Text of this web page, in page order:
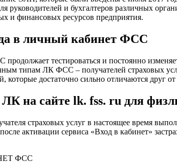
руководителей и бухгалтеров различных
и финансовых ресурсов предприятия.
в личный кабинет ФСС
тестироваться и постоянно
типам ЛК ФСС – получателей страховых
которые достаточно сильно отличаются друг от
на сайте lk. fss. ru для
страховых услуг в настоящее время
активации сервиса «Вход в кабинет»